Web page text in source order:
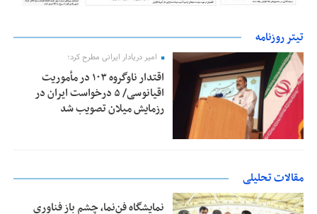
تیتر روزنامه
امیر دریادار ایرانی مطرح کرد؛
اقتدار ناوگروه ۱۰۳ در مأموریت‌
اقیانوسی/ ۵ درخواست ایران در
رزمایش میلان تصویب شد
مقالات تحلیلی
نمایشگاه فن‌نما، چشم باز فناوری